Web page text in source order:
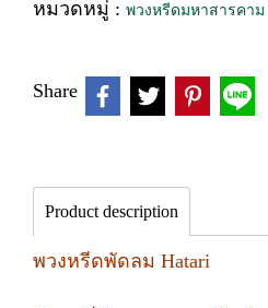
หมวดหมู่ : พวงหรีดมหาสารคาม
Share
Product description
พวงหรีดพัดลม Hatari